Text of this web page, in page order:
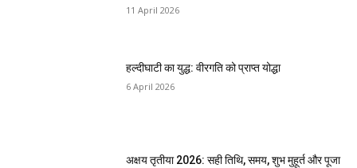
11 April 2026
हल्दीघाटी का युद्ध: वीरगति को प्राप्त योद्धा
6 April 2026
अक्षय तृतीया 2026: सही तिथि, समय, शुभ मुहूर्त और पूजा